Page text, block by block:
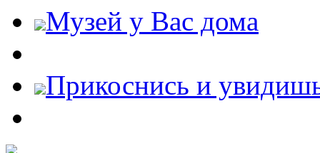
Музей у Вас дома
Прикоснись и